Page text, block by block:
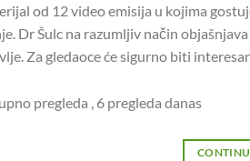
od 12 video emisija u kojima
Dr Šulc na razumljiv način
Za gledaoce će sigurno biti
pregleda , 6 pregleda danas